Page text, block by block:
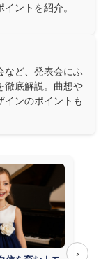
やすさ"です。ピ
なら弓を動かす
いこと——演奏の
ル衣装は、元ピ
を前提に厳選し
ントを紹介。
など、発表会にふ
徹底解説。曲想や
インのポイントも
›